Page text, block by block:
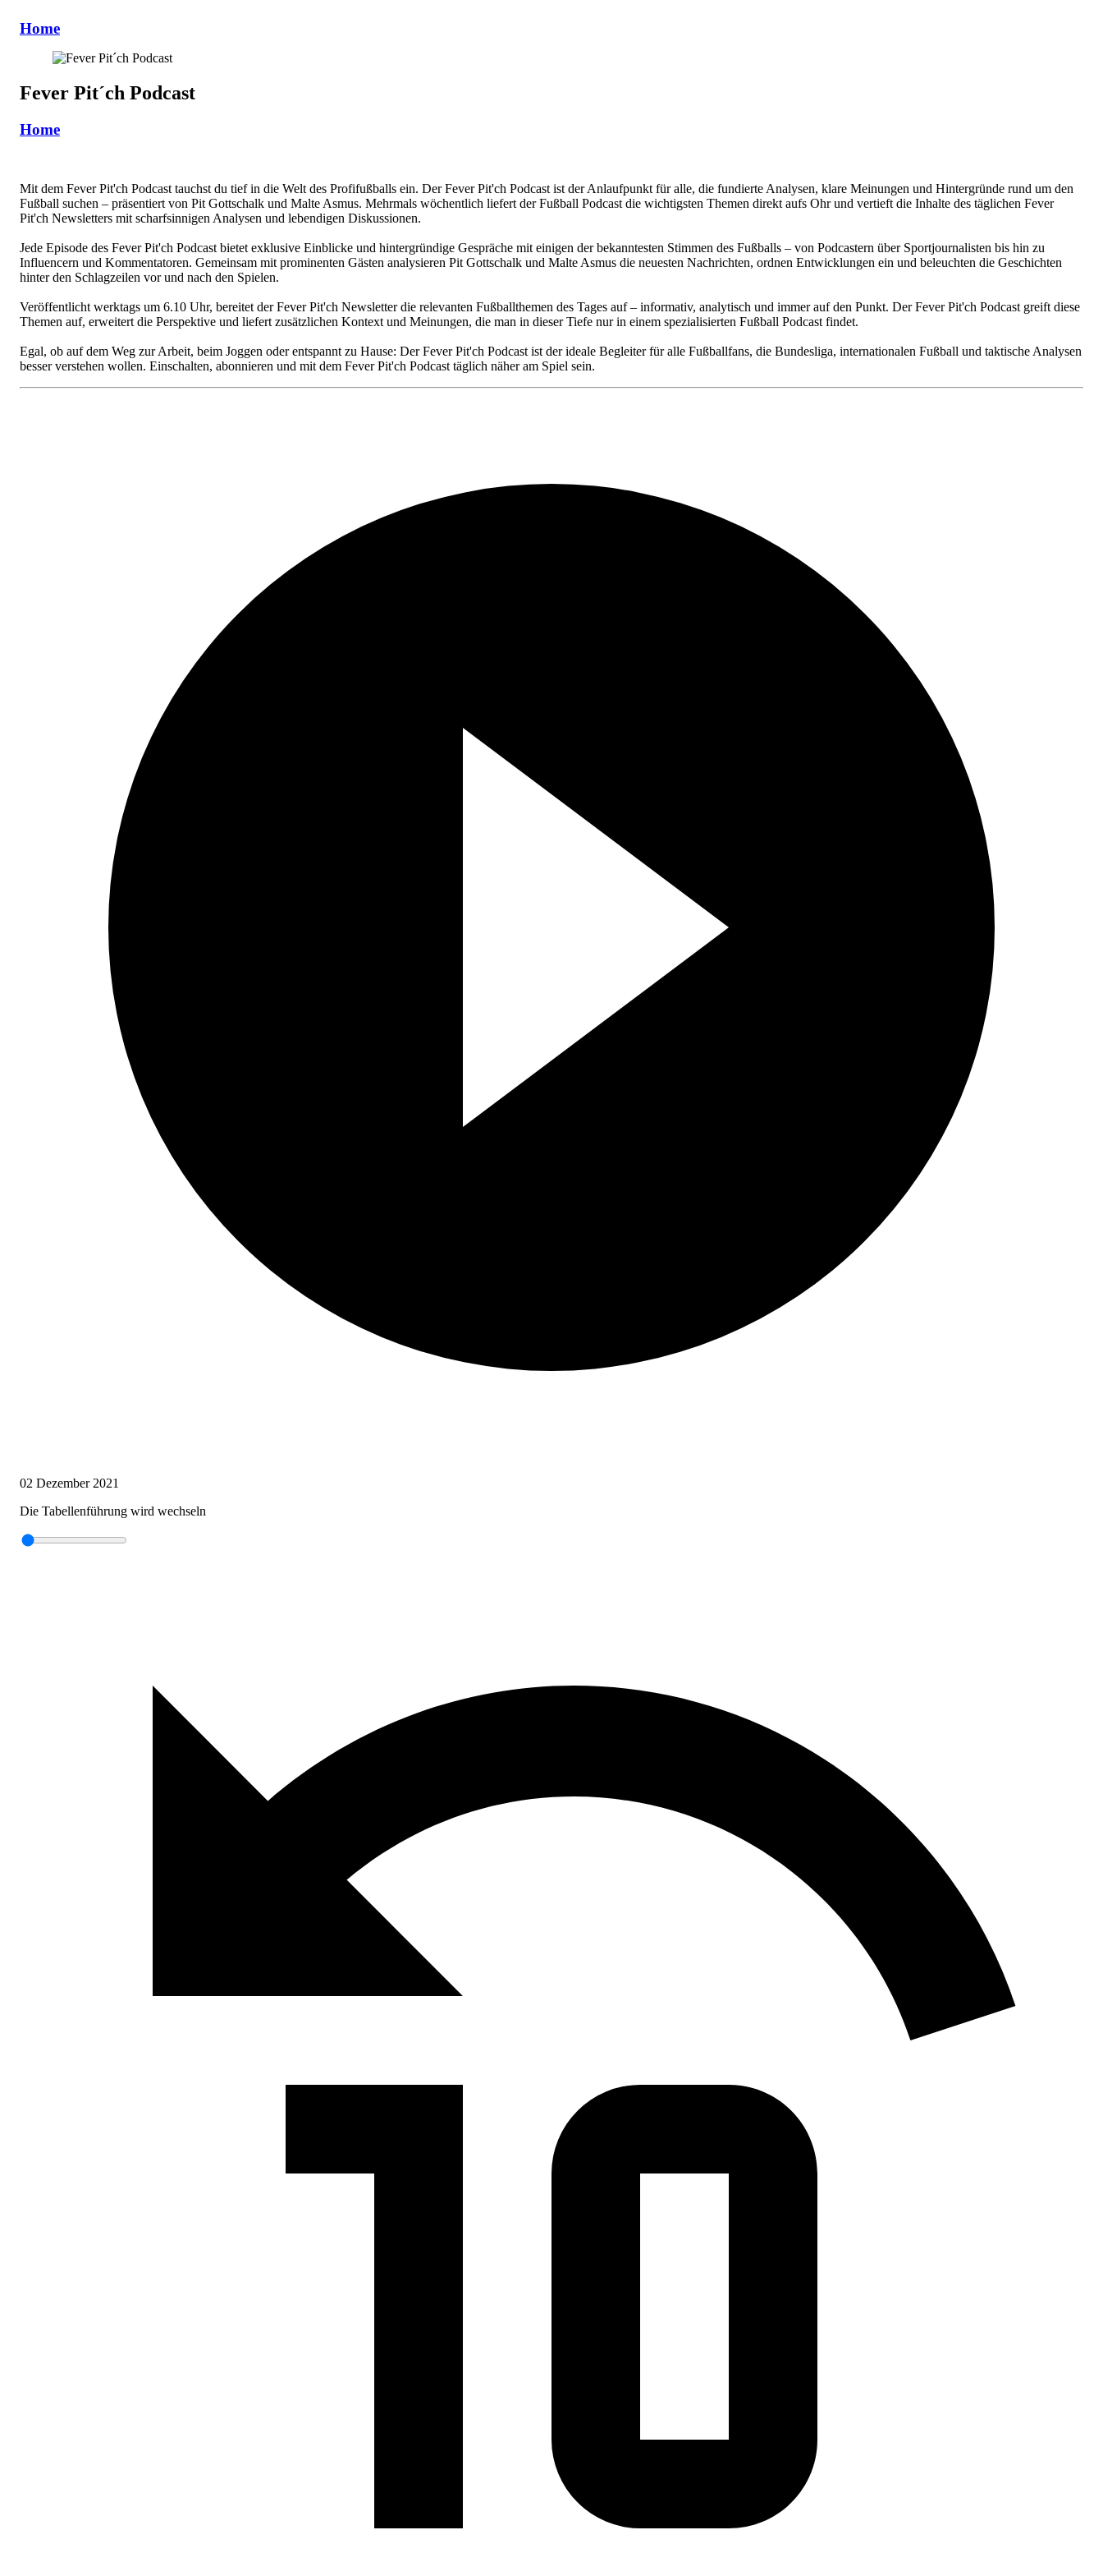
Home
Fever Pit´ch Podcast
Home
Mit dem Fever Pit'ch Podcast tauchst du tief in die Welt des Profifußballs ein. Der Fever Pit'ch Podcast ist der Anlaufpunkt für alle, die fundierte Analysen, klare Meinungen und Hintergründe rund um den
Fußball suchen – präsentiert von Pit Gottschalk und Malte Asmus. Mehrmals wöchentlich liefert der Fußball Podcast die wichtigsten Themen direkt aufs Ohr und vertieft die Inhalte des täglichen Fever
Pit'ch Newsletters mit scharfsinnigen Analysen und lebendigen Diskussionen.
Jede Episode des Fever Pit'ch Podcast bietet exklusive Einblicke und hintergründige Gespräche mit einigen der bekanntesten Stimmen des Fußballs – von Podcastern über Sportjournalisten bis hin zu
Influencern und Kommentatoren. Gemeinsam mit prominenten Gästen analysieren Pit Gottschalk und Malte Asmus die neuesten Nachrichten, ordnen Entwicklungen ein und beleuchten die Geschichten
hinter den Schlagzeilen vor und nach den Spielen.
Veröffentlicht werktags um 6.10 Uhr, bereitet der Fever Pit'ch Newsletter die relevanten Fußballthemen des Tages auf – informativ, analytisch und immer auf den Punkt. Der Fever Pit'ch Podcast greift diese
Themen auf, erweitert die Perspektive und liefert zusätzlichen Kontext und Meinungen, die man in dieser Tiefe nur in einem spezialisierten Fußball Podcast findet.
Egal, ob auf dem Weg zur Arbeit, beim Joggen oder entspannt zu Hause: Der Fever Pit'ch Podcast ist der ideale Begleiter für alle Fußballfans, die Bundesliga, internationalen Fußball und taktische Analysen
besser verstehen wollen. Einschalten, abonnieren und mit dem Fever Pit'ch Podcast täglich näher am Spiel sein.
02 Dezember 2021
Die Tabellenführung wird wechseln